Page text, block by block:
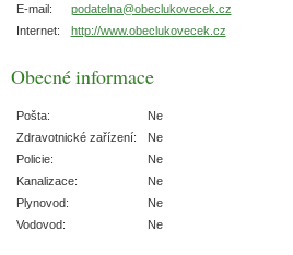
E-mail:
podatelna@obeclukovecek.cz
Internet:
http://www.obeclukovecek.cz
Obecné informace
Pošta:
Ne
Zdravotnické zařízení:
Ne
Policie:
Ne
Kanalizace:
Ne
Plynovod:
Ne
Vodovod:
Ne